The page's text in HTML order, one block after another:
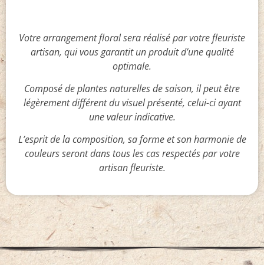
Votre arrangement floral sera réalisé par votre fleuriste
artisan, qui vous garantit un produit d’une qualité
optimale.
Composé de plantes naturelles de saison, il peut être
légèrement différent du visuel présenté, celui-ci ayant
une valeur indicative.
L’esprit de la composition, sa forme et son harmonie de
couleurs seront dans tous les cas respectés par votre
artisan fleuriste.